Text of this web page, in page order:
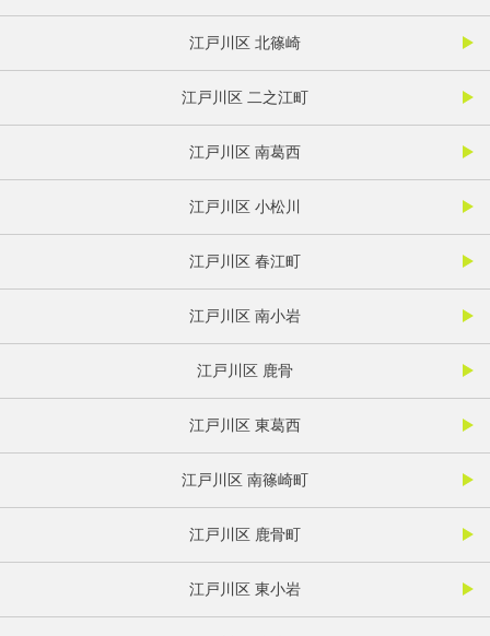
江戸川区 北篠崎
江戸川区 二之江町
江戸川区 南葛西
江戸川区 小松川
江戸川区 春江町
江戸川区 南小岩
江戸川区 鹿骨
江戸川区 東葛西
江戸川区 南篠崎町
江戸川区 鹿骨町
江戸川区 東小岩